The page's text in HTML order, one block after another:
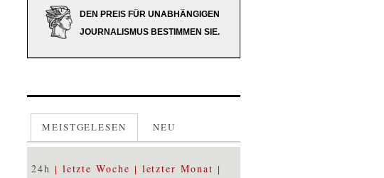
DEN PREIS FÜR UNABHÄNGIGEN
JOURNALISMUS BESTIMMEN SIE.
MEISTGELESEN NEU
24h letzte Woche letzter Monat